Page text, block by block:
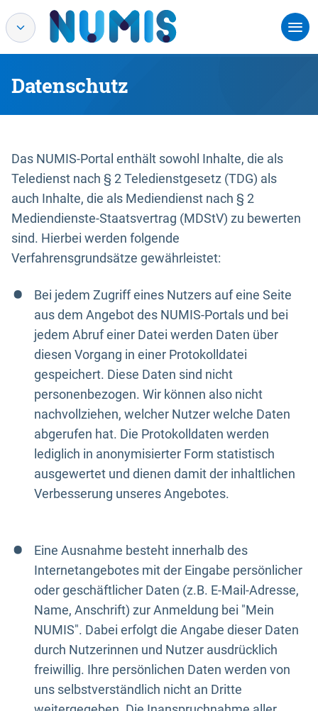
Datenschutz
Das NUMIS-Portal enthält sowohl Inhalte, die als
Teledienst nach § 2 Teledienstgesetz (TDG) als
auch Inhalte, die als Mediendienst nach § 2
Mediendienste-Staatsvertrag (MDStV) zu bewerten
sind. Hierbei werden folgende
Verfahrensgrundsätze gewährleistet:
Bei jedem Zugriff eines Nutzers auf eine Seite
aus dem Angebot des NUMIS-Portals und bei
jedem Abruf einer Datei werden Daten über
diesen Vorgang in einer Protokolldatei
gespeichert. Diese Daten sind nicht
personenbezogen. Wir können also nicht
nachvollziehen, welcher Nutzer welche Daten
abgerufen hat. Die Protokolldaten werden
lediglich in anonymisierter Form statistisch
ausgewertet und dienen damit der inhaltlichen
Verbesserung unseres Angebotes.
Eine Ausnahme besteht innerhalb des
Internetangebotes mit der Eingabe persönlicher
oder geschäftlicher Daten (z.B. E-Mail-Adresse,
Name, Anschrift) zur Anmeldung bei "Mein
NUMIS". Dabei erfolgt die Angabe dieser Daten
durch Nutzerinnen und Nutzer ausdrücklich
freiwillig. Ihre persönlichen Daten werden von
uns selbstverständlich nicht an Dritte